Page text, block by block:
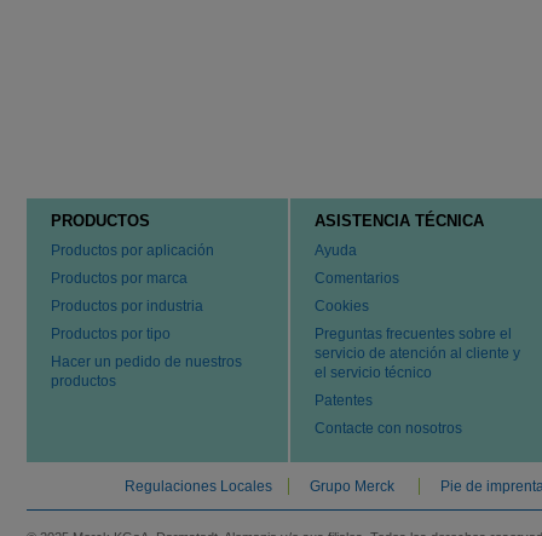
PRODUCTOS
Productos por aplicación
Productos por marca
Productos por industria
Productos por tipo
Hacer un pedido de nuestros
productos
ASISTENCIA TÉCNICA
Ayuda
Comentarios
Cookies
Preguntas frecuentes sobre el
servicio de atención al cliente y
el servicio técnico
Patentes
Contacte con nosotros
Regulaciones Locales Grupo Merck Pie de